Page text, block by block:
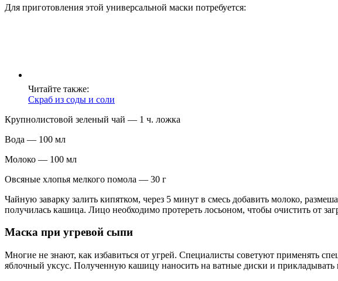
Для приготовления этой универсальной маски потребуется:
Читайте также:
Скраб из соды и соли
Крупнолистовой зеленый чай — 1 ч. ложка
Вода — 100 мл
Молоко — 100 мл
Овсяные хлопья мелкого помола — 30 г
Чайную заварку залить кипятком, через 5 минут в смесь добавить молоко,
получилась кашица. Лицо необходимо протереть лосьоном, чтобы очистить от
Маска при угревой сыпи
Многие не знают, как избавиться от угрей. Специалисты советуют применять
яблочный уксус. Полученную кашицу наносить на ватные диски и